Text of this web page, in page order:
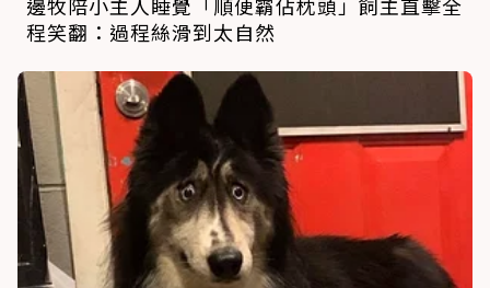
邊牧陪小主人睡覺「順便霸佔枕頭」飼主直擊全
程笑翻：過程絲滑到太自然